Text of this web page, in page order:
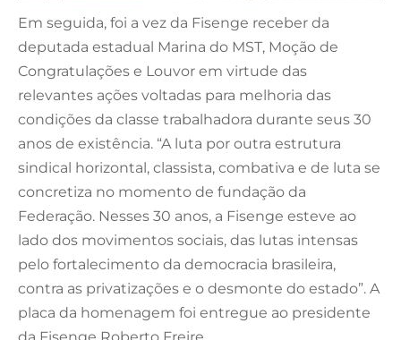
Em seguida, foi a vez da Fisenge receber da
deputada estadual Marina do MST, Moção de
Congratulações e Louvor em virtude das
relevantes ações voltadas para melhoria das
condições da classe trabalhadora durante seus 30
anos de existência. “A luta por outra estrutura
sindical horizontal, classista, combativa e de luta se
concretiza no momento de fundação da
Federação. Nesses 30 anos, a Fisenge esteve ao
lado dos movimentos sociais, das lutas intensas
pelo fortalecimento da democracia brasileira,
contra as privatizações e o desmonte do estado”. A
placa da homenagem foi entregue ao presidente
da Fisenge Roberto Freire.